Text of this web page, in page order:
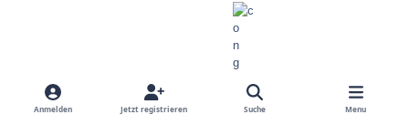
Dies geschieht aber immer unter größter Vorsicht, da die politischen
Gegebenheiten derzeit jeden Tag eine neue Überraschung parat halten
können. Einstiegsbereiche sind / waren die Bereiche um 1.4220,
3 Kommentare
35.971 Aufrufe
Anmelden Jetzt registrieren Suche Menu